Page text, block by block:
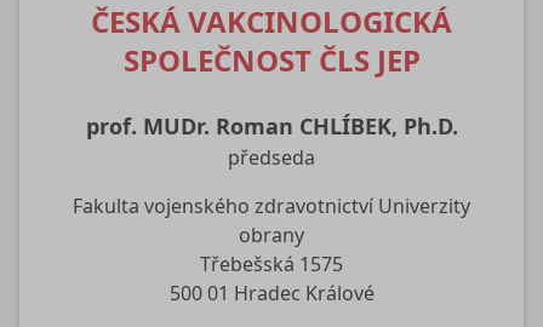
ČESKÁ VAKCINOLOGICKÁ
SPOLEČNOST ČLS JEP
prof. MUDr. Roman CHLÍBEK, Ph.D.
předseda
Fakulta vojenského zdravotnictví Univerzity
obrany
Třebešská 1575
500 01 Hradec Králové